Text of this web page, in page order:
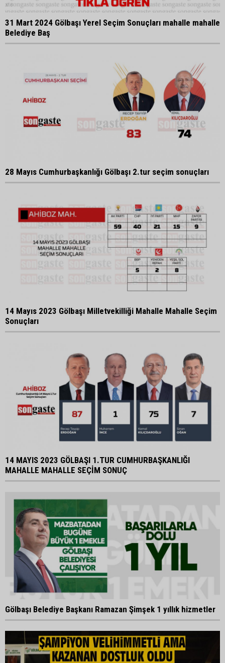
31 Mart 2024 Gölbaşı Yerel Seçim Sonuçları mahalle mahalle
Belediye Baş
28 Mayıs Cumhurbaşkanlığı Gölbaşı 2.tur seçim sonuçları
14 Mayıs 2023 Gölbaşı Milletvekilliği Mahalle Mahalle Seçim
Sonuçları
14 MAYIS 2023 GÖLBAŞI 1.TUR CUMHURBAŞKANLIĞI
MAHALLE MAHALLE SEÇİM SONUÇ
Gölbaşı Belediye Başkanı Ramazan Şimşek 1 yıllık hizmetler